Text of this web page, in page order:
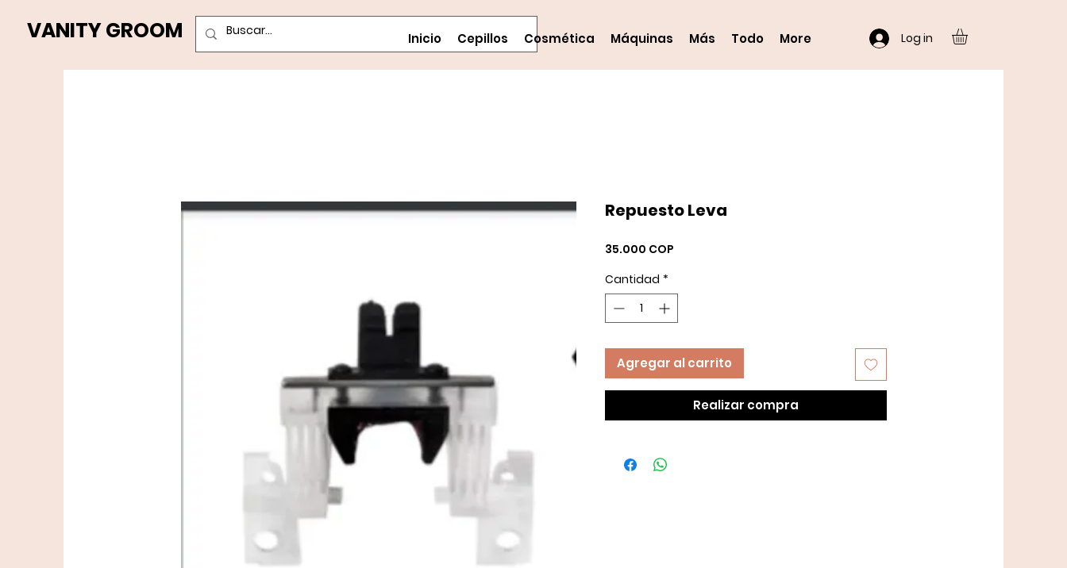
VANITY GROOM Inicio Cepillos Cosmética Máquinas Más Todo More Log in
Repuesto Leva
35.000 COP
Cantidad *
Agregar al carrito
Realizar compra